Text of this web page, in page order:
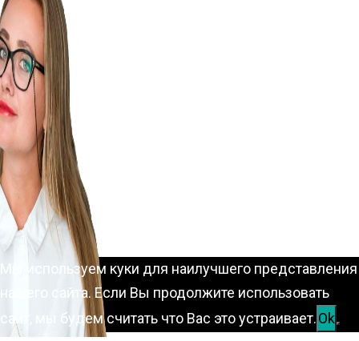
Мы используем куки для наилучшего представления
нашего сайта. Если Вы продолжите использовать
сайт, мы будем считать что Вас это устраивает.Ok